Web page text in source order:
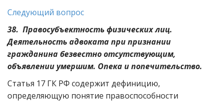
Следующий вопрос
38. Правосубъектность физических лиц.
Деятельность адвоката при признании
гражданина безвестно отсутствующим,
объявлении умершим. Опека и попечительство.
Статья 17 ГК РФ содержит дефиницию,
определяющую понятие правоспособности